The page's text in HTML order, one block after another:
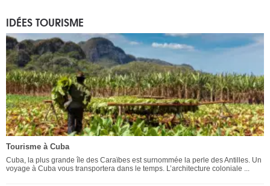
IDÉES TOURISME
Tourisme à Cuba
Cuba, la plus grande île des Caraïbes est surnommée la perle des Antilles. Un
voyage à Cuba vous transportera dans le temps. L’architecture coloniale ...